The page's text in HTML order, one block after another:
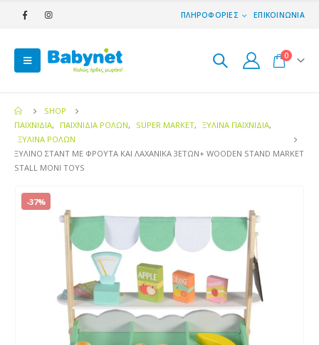
ΠΛΗΡΟΦΟΡΙΕΣ ΕΠΙΚΟΙΝΩΝΙΑ
0
SHOP
ΠΑΙΧΝΙΔΙΑ, ΠΑΙΧΝΊΔΙΑ ΡΌΛΩΝ, SUPER MARKET, ΞΎΛΙΝΑ ΠΑΙΧΝΊΔΙΑ,
ΞΎΛΙΝΑ ΡΌΛΩΝ
ΞΎΛΙΝΟ ΣΤΆΝΤ ΜΕ ΦΡΟΎΤΑ ΚΑΙ ΛΑΧΑΝΙΚΆ 3ΕΤΏΝ+ WOODEN STAND MARKET
STALL MONI TOYS
-37%